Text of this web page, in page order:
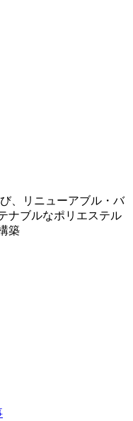
、リニューアブル・バ
ナブルなポリエステル
築